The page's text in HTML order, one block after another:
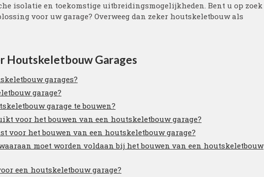
isolatie en toekomstige uitbreidingsmogelijkheden. Bent u op zoek
voor uw garage? Overweeg dan zeker houtskeletbouw als
Houtskeletbouw Garages
garages?
garage?
garage te bouwen?
voor het bouwen van een houtskeletbouw garage?
voor het bouwen van een houtskeletbouw garage?
moet worden voldaan bij het bouwen van een houtskeletbouw
een houtskeletbouw garage?